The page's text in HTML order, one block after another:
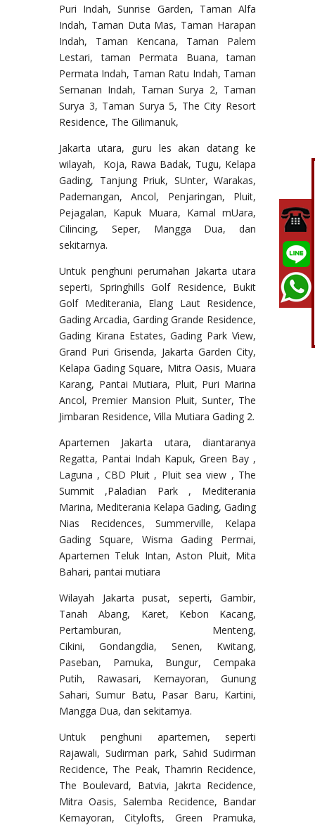
Puri Indah, Sunrise Garden, Taman Alfa
Indah, Taman Duta Mas, Taman Harapan
Indah, Taman Kencana, Taman Palem
Lestari, taman Permata Buana, taman
Permata Indah, Taman Ratu Indah, Taman
Semanan Indah, Taman Surya 2, Taman
Surya 3, Taman Surya 5, The City Resort
Residence, The Gilimanuk,
Jakarta utara, guru les akan datang ke
wilayah, Koja, Rawa Badak, Tugu, Kelapa
Gading, Tanjung Priuk, SUnter, Warakas,
Pademangan, Ancol, Penjaringan, Pluit,
Pejagalan, Kapuk Muara, Kamal mUara,
Cilincing, Seper, Mangga Dua, dan
sekitarnya.
Untuk penghuni perumahan Jakarta utara
seperti, Springhills Golf Residence, Bukit
Golf Mediterania, Elang Laut Residence,
Gading Arcadia, Garding Grande Residence,
Gading Kirana Estates, Gading Park View,
Grand Puri Grisenda, Jakarta Garden City,
Kelapa Gading Square, Mitra Oasis, Muara
Karang, Pantai Mutiara, Pluit, Puri Marina
Ancol, Premier Mansion Pluit, Sunter, The
Jimbaran Residence, Villa Mutiara Gading 2.
Apartemen Jakarta utara, diantaranya
Regatta, Pantai Indah Kapuk, Green Bay ,
Laguna , CBD Pluit , Pluit sea view , The
Summit ,Paladian Park , Mediterania
Marina, Mediterania Kelapa Gading, Gading
Nias Recidences, Summerville, Kelapa
Gading Square, Wisma Gading Permai,
Apartemen Teluk Intan, Aston Pluit, Mita
Bahari, pantai mutiara
Wilayah Jakarta pusat, seperti, Gambir,
Tanah Abang, Karet, Kebon Kacang,
Pertamburan, Menteng,
Cikini, Gondangdia, Senen, Kwitang,
Paseban, Pamuka, Bungur, Cempaka
Putih, Rawasari, Kemayoran, Gunung
Sahari, Sumur Batu, Pasar Baru, Kartini,
Mangga Dua, dan sekitarnya.
Untuk penghuni apartemen, seperti
Rajawali, Sudirman park, Sahid Sudirman
Recidence, The Peak, Thamrin Recidence,
The Boulevard, Batvia, Jakrta Recidence,
Mitra Oasis, Salemba Recidence, Bandar
Kemayoran, Citylofts, Green Pramuka,